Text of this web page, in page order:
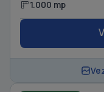
1.000 mp